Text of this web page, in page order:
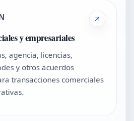
y empresariales
agencia, licencias,
y otros acuerdos
transacciones comerciales